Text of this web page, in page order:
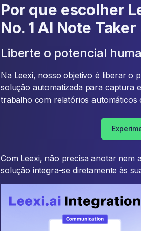
Por que escolher
No. 1 AI Note
Liberte o potencial
Na Leexi, nosso objetivo é liberar o
solução automatizada para captura
trabalho com relatórios automáticos
Com Leexi, não precisa anotar nem
solução integra-se diretamente às